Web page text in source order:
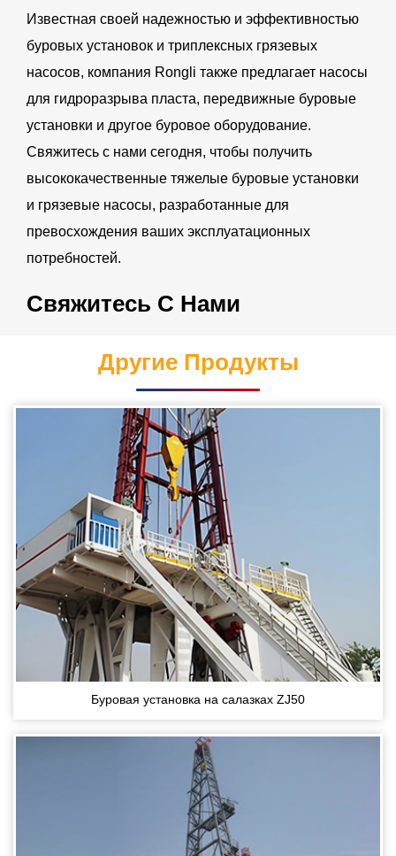
Известная своей надежностью и эффективностью
буровых установок и триплексных грязевых
насосов, компания Rongli также предлагает насосы
для гидроразрыва пласта, передвижные буровые
установки и другое буровое оборудование.
Свяжитесь с нами сегодня, чтобы получить
высококачественные тяжелые буровые установки
и грязевые насосы, разработанные для
превосхождения ваших эксплуатационных
потребностей.
Свяжитесь С Нами
Другие Продукты
Буровая установка на салазках ZJ50